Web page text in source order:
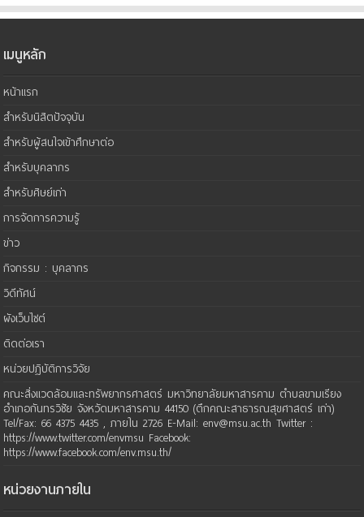
เมนูหลัก
หน้าแรก
สำหรับนิสิตปัจจุบัน
สำหรับผู้สนใจเข้าศึกษาต่อ
สำหรับบุคลากร
สำหรับศิษย์เก่า
การจัดการความรู้
ข่าว
กิจกรรม : บุคลากร
วิดีทัศน์
ผังเว็บไซต์
ติดต่อเรา
หน่วยปฏิบัติการวิจัย
คณะสิ่งแวดล้อมและทรัพยากรศาสตร์ มหาวิทยาลัยมหาสารคาม ตำบลขามเรียง
อำเภอกันทรวิชัย จังหวัดมหาสารคาม 44150 (ตึกคณะสาธารณสุขศาสตร์ เก่า)
Tel/Fax: 66 4375 4435 , ภายใน 2726 E-Mail: env@msu.ac.th Twitter :
https://www.twitter.com/envmsu Facebook:
https://www.facebook.com/env.msu.th/
หน่วยงานภายใน